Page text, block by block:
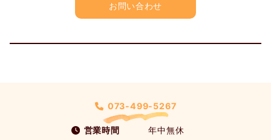
お問い合わせ
073-499-5267
営業時間 年中無休